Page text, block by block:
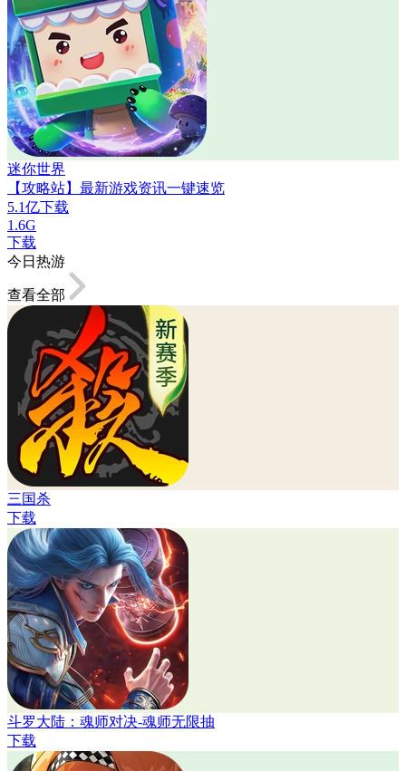
迷你世界
【攻略站】最新游戏资讯一键速览
5.1亿下载
1.6G
下载
今日热游
查看全部
三国杀
下载
斗罗大陆：魂师对决-魂师无限抽
下载